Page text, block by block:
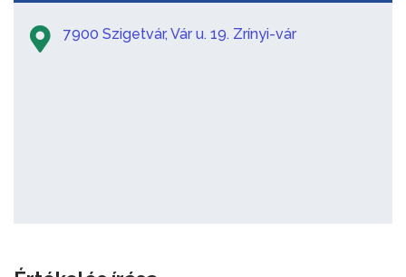
7900 Szigetvár, Vár u. 19. Zrínyi-vár